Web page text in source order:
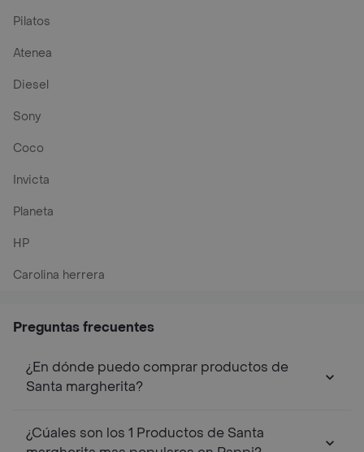
Pilatos
Atenea
Diesel
Sony
Coco
Invicta
Planeta
HP
Carolina herrera
Preguntas frecuentes
¿En dónde puedo comprar productos de
Santa margherita?
¿Cúales son los 1 Productos de Santa